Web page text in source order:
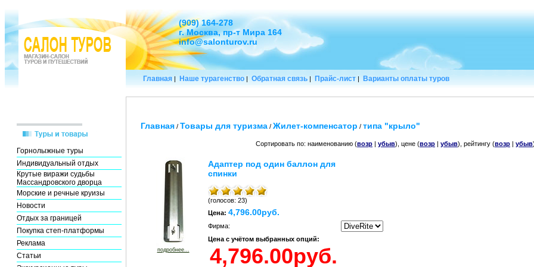
Горнолыжные туры
Индивидуальный отдых
Крутые виражи судьбы
Массандровского дворца
Морские и речные круизы
Новости
Отдых за границей
Покупка степ-платформы
Реклама
Статьи
Главная | Наше турагенство | Обратная связь | Прайс-лист | Варианты оплаты туров
Главная/ Товары для туризма/ Жилет-компенсатор / типа "крыло"
Сортировать по: наименованию (возр | убыв), цене (возр | убыв), рейтингу (возр | убыв
подробнее...
Адаптер под один баллон для
спинки
(голосов: 23)
Цена: 4,796.00руб.
Фирма:
Цена с учётом выбранных опций:
(909) 164-278
г. Москва, пр-т Мира 164
info@salonturov.ru